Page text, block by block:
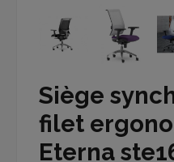
Siège
filet
Eterna